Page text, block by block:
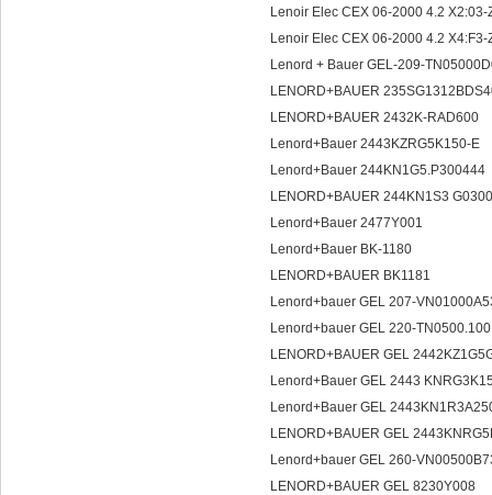
Lenoir Elec CEX 06-2000 4.2
Lenoir Elec CEX 06-2000 4.2
Lenord + Bauer GEL-209-
LENORD+BAUER
LENORD+BAUER 2432K-RAD600
Lenord+Bauer 2443KZRG5K150-E
Lenord+Bauer 244KN1G5.P300444
LENORD+BAUER 244KN1S3
Lenord+Bauer 2477Y001
Lenord+Bauer BK-1180
LENORD+BAUER BK1181
Lenord+bauer GEL 207-
Lenord+bauer GEL 220-
LENORD+BAUER GEL
Lenord+Bauer GEL 2443
Lenord+Bauer GEL
LENORD+BAUER GEL
Lenord+bauer GEL 260-
LENORD+BAUER GEL 8230Y008